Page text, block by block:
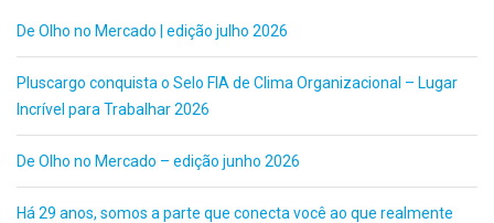
De Olho no Mercado | edição julho 2026
Pluscargo conquista o Selo FIA de Clima Organizacional – Lugar
Incrível para Trabalhar 2026
De Olho no Mercado – edição junho 2026
Há 29 anos, somos a parte que conecta você ao que realmente